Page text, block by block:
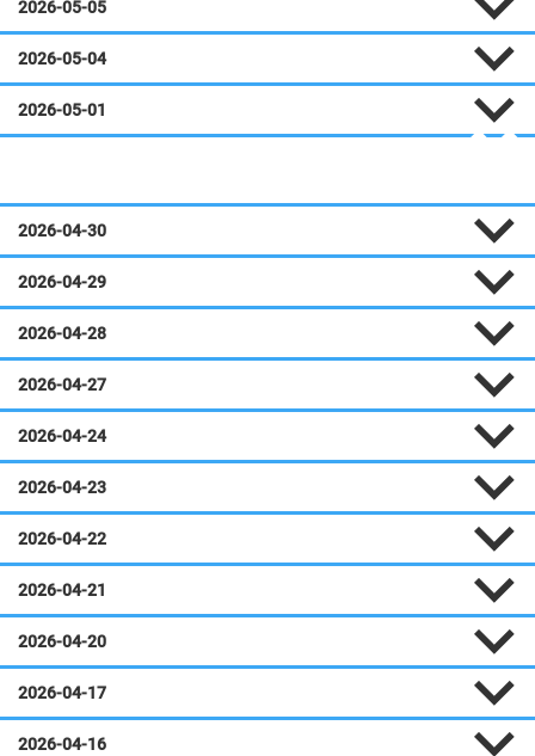
2026-05-05
2026-05-04
2026-05-01
2026-04-30
2026-04-29
2026-04-28
2026-04-27
2026-04-24
2026-04-23
2026-04-22
2026-04-21
2026-04-20
2026-04-17
2026-04-16